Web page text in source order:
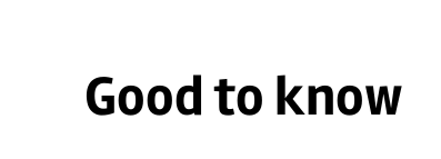
Good to know